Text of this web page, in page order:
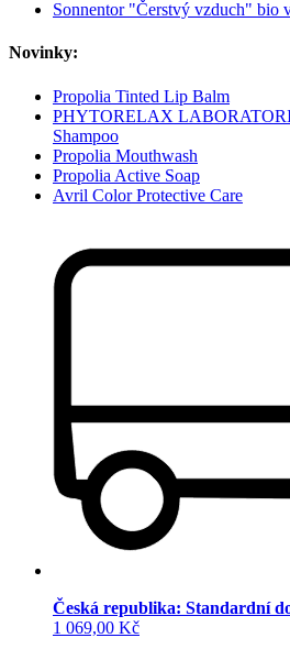
Sonnentor "Čerstvý vzduch" bio
Novinky:
Propolia Tinted Lip Balm
PHYTORELAX
Shampoo
Propolia Mouthwash
Propolia Active Soap
Avril Color Protective Care
Česká republika: Standardní
1 069,00 Kč